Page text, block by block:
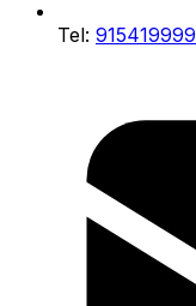
Tel: 915419999